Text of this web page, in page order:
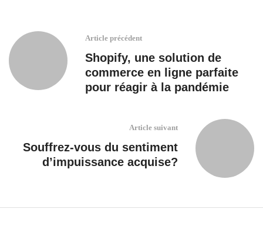
Article précédent
Shopify, une solution de
commerce en ligne parfaite
pour réagir à la pandémie
Article suivant
Souffrez-vous du sentiment
d’impuissance acquise?